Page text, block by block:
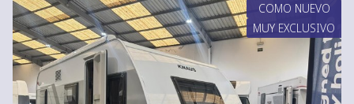
COMO NUEVO
MUY EXCLUSIVO